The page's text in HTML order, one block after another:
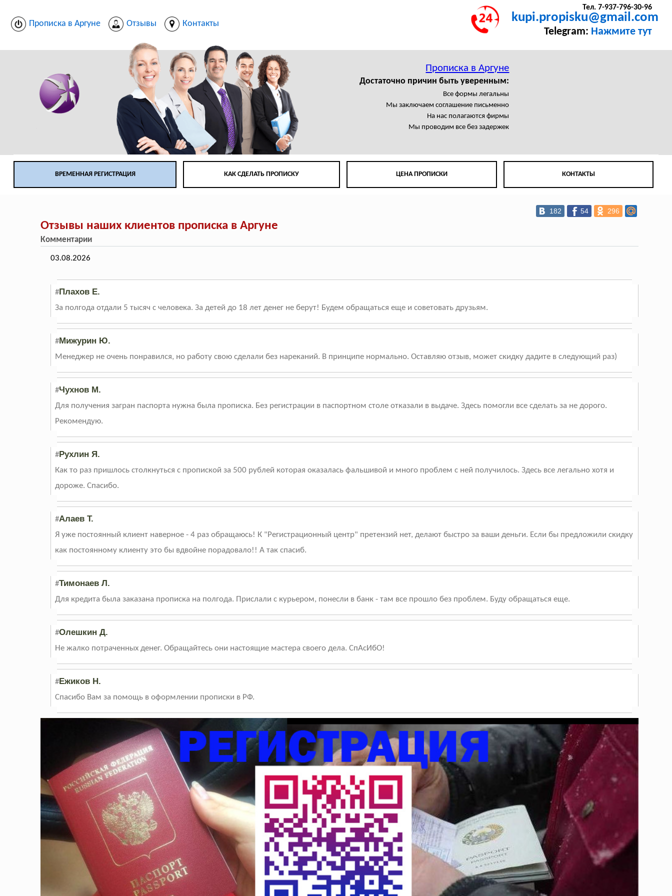
Прописка в Аргуне Отзывы Контакты
Тел. 7-937-796-30-96
kupi.propisku@gmail.com
Telegram: Нажмите тут
Прописка в Аргуне
Достаточно причин быть уверенным:
Все формы легальны
Мы заключаем соглашение письменно
На нас полагаются фирмы
Мы проводим все без задержек
ВРЕМЕННАЯ РЕГИСТРАЦИЯ КАК СДЕЛАТЬ ПРОПИСКУ ЦЕНА ПРОПИСКИ КОНТАКТЫ
182 54 296
Отзывы наших клиентов прописка в Аргуне
Комментарии
03.08.2026
#Плахов Е.
За полгода отдали 5 тысяч с человека. За детей до 18 лет денег не берут! Будем обращаться еще и советовать друзьям.
#Мижурин Ю.
Менеджер не очень понравился, но работу свою сделали без нареканий. В принципе нормально. Оставляю отзыв, может скидку дадите в следующий раз)
#Чухнов М.
Для получения загран паспорта нужна была прописка. Без регистрации в паспортном столе отказали в выдаче. Здесь помогли все сделать за не дорого.
Рекомендую.
#Рухлин Я.
Как то раз пришлось столкнуться с пропиской за 500 рублей которая оказалась фальшивой и много проблем с ней получилось. Здесь все легально хотя и
дороже. Спасибо.
#Алаев Т.
Я уже постоянный клиент наверное - 4 раз обращаюсь! К "Регистрационный центр" претензий нет, делают быстро за ваши деньги. Если бы предложили скидку
как постоянному клиенту это бы вдвойне порадовало!! А так спасиб.
#Тимонаев Л.
Для кредита была заказана прописка на полгода. Прислали с курьером, понесли в банк - там все прошло без проблем. Буду обращаться еще.
#Олешкин Д.
Не жалко потраченных денег. Обращайтесь они настоящие мастера своего дела. СпАсИбО!
#Ежиков Н.
Спасибо Вам за помощь в оформлении прописки в РФ.